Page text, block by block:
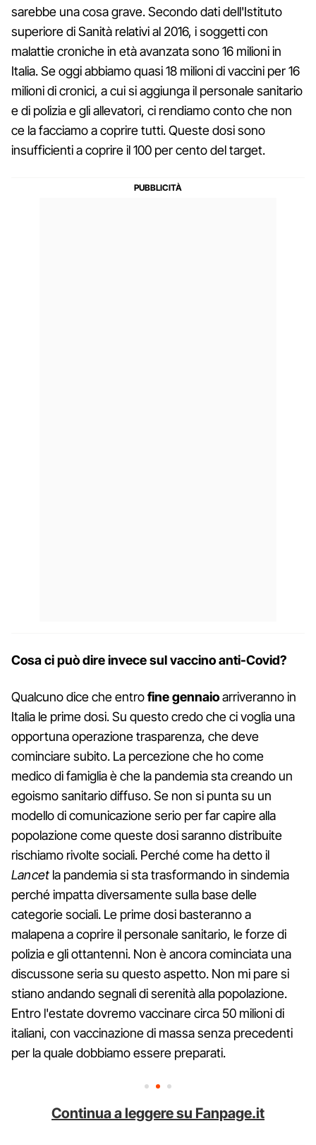
sarebbe una cosa grave. Secondo dati dell'Istituto
superiore di Sanità relativi al 2016, i soggetti con
malattie croniche in età avanzata sono 16 milioni in
Italia. Se oggi abbiamo quasi 18 milioni di vaccini per 16
milioni di cronici, a cui si aggiunga il personale sanitario
e di polizia e gli allevatori, ci rendiamo conto che non
ce la facciamo a coprire tutti. Queste dosi sono
insufficienti a coprire il 100 per cento del target.
Cosa ci può dire invece sul vaccino anti-Covid?
Qualcuno dice che entrofine gennaioarriveranno in
Italia le prime dosi. Su questo credo che ci voglia una
opportuna operazione trasparenza, che deve
cominciare subito. La percezione che ho come
medico di famiglia è che la pandemia sta creando un
egoismo sanitario diffuso. Se non si punta su un
modello di comunicazione serio per far capire alla
popolazione come queste dosi saranno distribuite
rischiamo rivolte sociali. Perché come ha detto il
Lancet la pandemia si sta trasformando in sindemia
perché impatta diversamente sulla base delle
categorie sociali. Le prime dosi basteranno a
malapena a coprire il personale sanitario, le forze di
polizia e gli ottantenni. Non è ancora cominciata una
discussone seria su questo aspetto. Non mi pare si
stiano andando segnali di serenità alla popolazione.
Entro l'estate dovremo vaccinare circa 50 milioni di
italiani, con vaccinazione di massa senza precedenti
per la quale dobbiamo essere preparati.
Continua a leggere su Fanpage.it